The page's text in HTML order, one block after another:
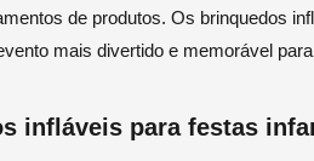
de produtos. Os brinquedos
mais divertido e memorável
infláveis para festas